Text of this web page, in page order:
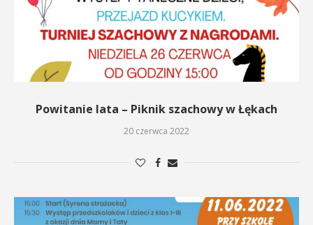
Powitanie lata – Piknik szachowy w Łękach
20 czerwca 2022